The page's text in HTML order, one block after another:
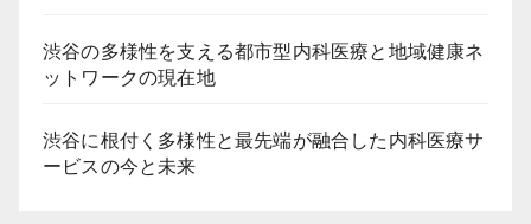
渋谷の多様性を支える都市型内科医療と地域健康ネ
ットワークの現在地
渋谷に根付く多様性と最先端が融合した内科医療サ
ービスの今と未来